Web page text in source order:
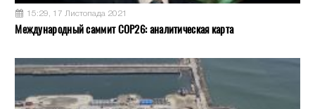
15:29, 17 Листопада 2021
Международный саммит COP26: аналитическая карта